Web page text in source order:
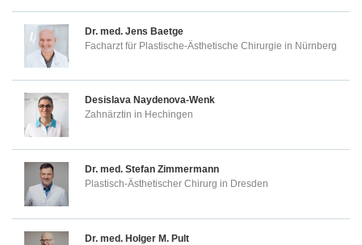
Dr. med. Jens Baetge
Facharzt für Plastische-Ästhetische Chirurgie in Nürnberg
Desislava Naydenova-Wenk
Zahnärztin in Hechingen
Dr. med. Stefan Zimmermann
Plastisch-Ästhetischer Chirurg in Dresden
Dr. med. Holger M. Pult